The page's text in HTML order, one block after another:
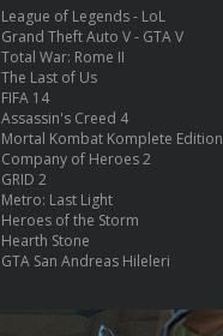
League of Legends - LoL
Grand Theft Auto V - GTA V
Total War: Rome II
The Last of Us
FIFA 14
Assassin's Creed 4
Mortal Kombat Komplete Edition
Company of Heroes 2
GRID 2
Metro: Last Light
Heroes of the Storm
Hearth Stone
GTA San Andreas Hileleri